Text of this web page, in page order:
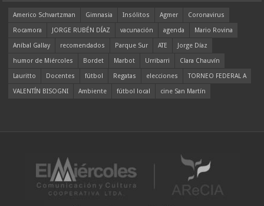
Americo Schvartzman Gimnasia Insólitos Agmer
Coronavirus
Rocamora
JORGE RUBÉN DÍAZ vacunación agenda
Mario Rovina
Aníbal Gallay
recomendados Parque Sur ATE
Jorge Díaz
humor de Miércoles
Bordet Marbot Urribarri
Clara Chauvín
Lauritto
Docentes fútbol Regatas elecciones
TORNEO FEDERAL A
VALENTÍN BISOGNI
Ambiente fútbol local cine San Martín